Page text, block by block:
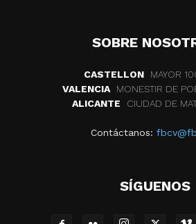
SOBRE
CASTELLON
MAYOR
VALENCIA
MONESTIR DE
ALICANTE
CIUDAD DE
Contáctanos:
SÍGUENOS